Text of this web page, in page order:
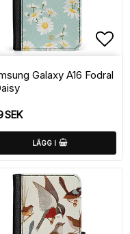
i favoritlistan
Galaxy A16 Fodral
SEK
LÄGG I